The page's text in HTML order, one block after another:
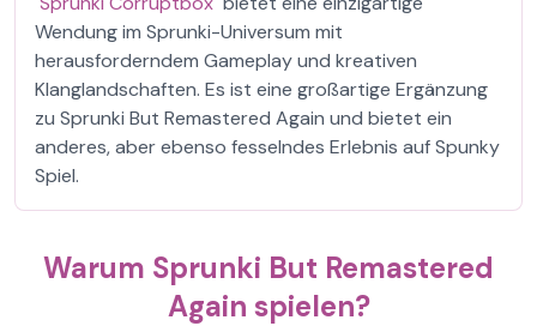
Wendung im Sprunki-Universum mit
herausforderndem Gameplay und kreativen
Klanglandschaften. Es ist eine großartige Ergänzung
zu Sprunki But Remastered Again und bietet ein
anderes, aber ebenso fesselndes Erlebnis auf Spunky
Spiel.
Warum Sprunki But Remastered
Again spielen?